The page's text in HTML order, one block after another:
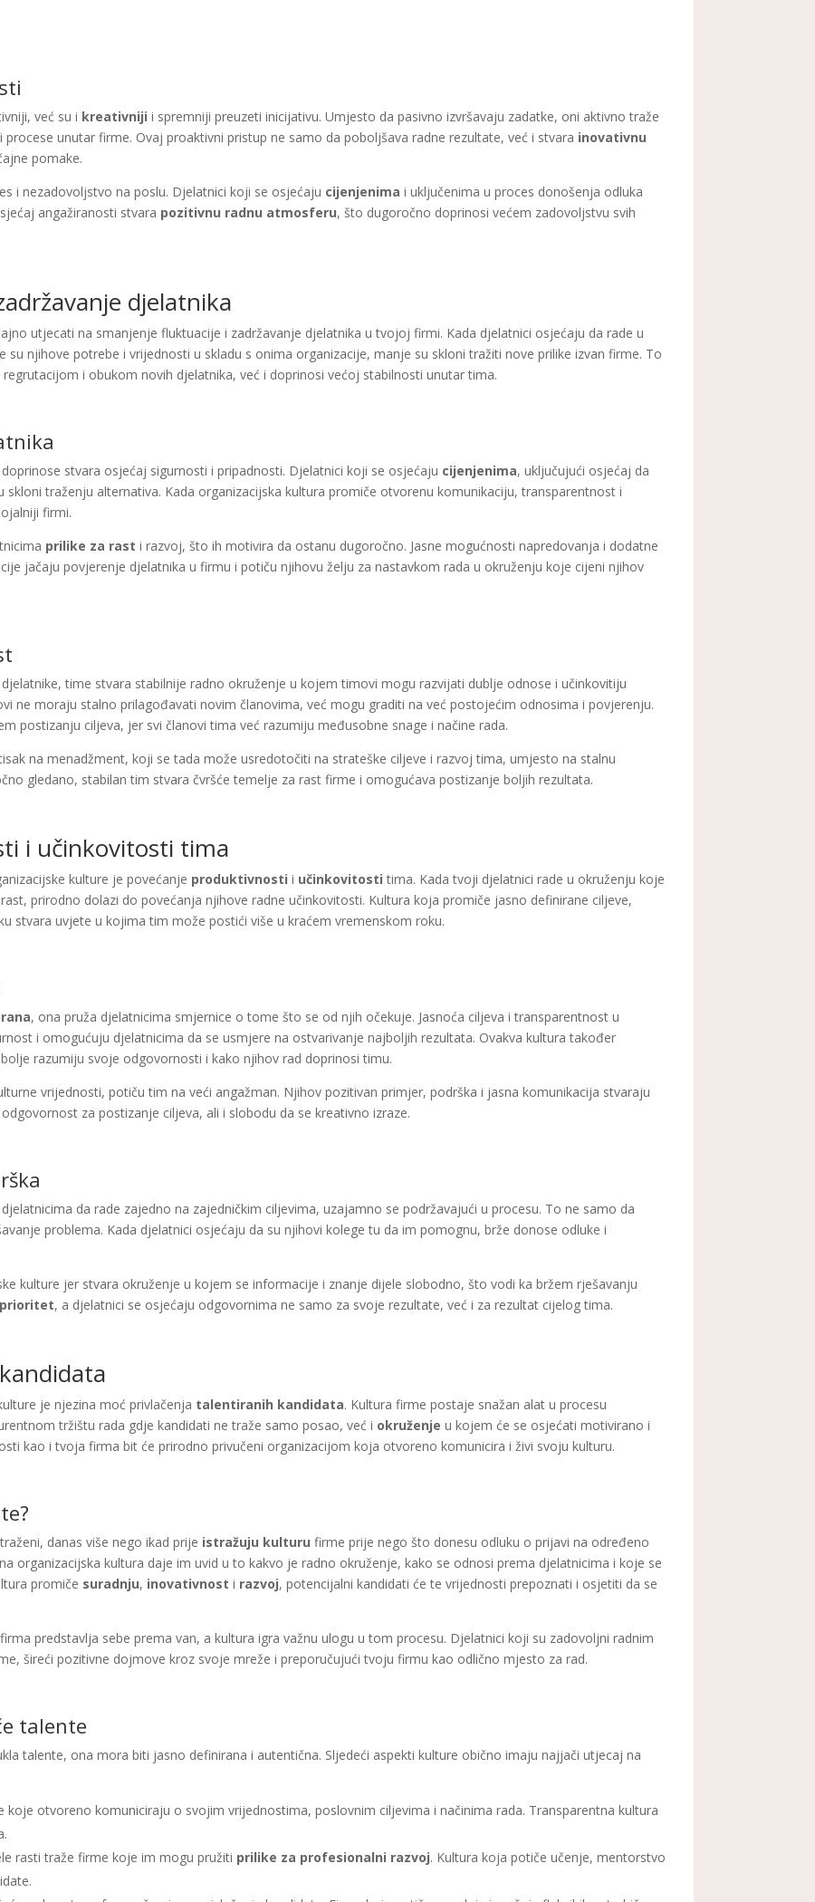
već su i kreativniji i spremniji preuzeti inicijativu. Umjesto da pasivno izvršavaju zadatke, oni aktivno traže
unutar firme. Ovaj proaktivni pristup ne samo da poboljšava radne rezultate, već i stvara inovativnu
pomake.
i nezadovoljstvo na poslu. Djelatnici koji se osjećaju cijenjenima i uključenima u proces donošenja odluka
angažiranosti stvara pozitivnu radnu atmosferu, što dugoročno doprinosi većem zadovoljstvu svih
djelatnika
utjecati na smanjenje fluktuacije i zadržavanje djelatnika u tvojoj firmi. Kada djelatnici osjećaju da rade u
njihove potrebe i vrijednosti u skladu s onima organizacije, manje su skloni tražiti nove prilike izvan firme. To
i obukom novih djelatnika, već i doprinosi većoj stabilnosti unutar tima.
stvara osjećaj sigurnosti i pripadnosti. Djelatnici koji se osjećaju cijenjenima, uključujući osjećaj da
traženju alternativa. Kada organizacijska kultura promiče otvorenu komunikaciju, transparentnost i
firmi.
prilike za rast i razvoj, što ih motivira da ostanu dugoročno. Jasne mogućnosti napredovanja i dodatne
jačaju povjerenje djelatnika u firmu i potiču njihovu želju za nastavkom rada u okruženju koje cijeni njihov
time stvara stabilnije radno okruženje u kojem timovi mogu razvijati dublje odnose i učinkovitiju
ne moraju stalno prilagođavati novim članovima, već mogu graditi na već postojećim odnosima i povjerenju.
postizanju ciljeva, jer svi članovi tima već razumiju međusobne snage i načine rada.
na menadžment, koji se tada može usredotočiti na strateške ciljeve i razvoj tima, umjesto na stalnu
gledano, stabilan tim stvara čvršće temelje za rast firme i omogućava postizanje boljih rezultata.
i učinkovitosti tima
kulture je povećanje produktivnosti i učinkovitosti tima. Kada tvoji djelatnici rade u okruženju koje
prirodno dolazi do povećanja njihove radne učinkovitosti. Kultura koja promiče jasno definirane ciljeve,
stvara uvjete u kojima tim može postići više u kraćem vremenskom roku.
, ona pruža djelatnicima smjernice o tome što se od njih očekuje. Jasnoća ciljeva i transparentnost u
i omogućuju djelatnicima da se usmjere na ostvarivanje najboljih rezultata. Ovakva kultura također
razumiju svoje odgovornosti i kako njihov rad doprinosi timu.
vrijednosti, potiču tim na veći angažman. Njihov pozitivan primjer, podrška i jasna komunikacija stvaraju
za postizanje ciljeva, ali i slobodu da se kreativno izraze.
da rade zajedno na zajedničkim ciljevima, uzajamno se podržavajući u procesu. To ne samo da
problema. Kada djelatnici osjećaju da su njihovi kolege tu da im pomognu, brže donose odluke i
kulture jer stvara okruženje u kojem se informacije i znanje dijele slobodno, što vodi ka bržem rješavanju
prioritet, a djelatnici se osjećaju odgovornima ne samo za svoje rezultate, već i za rezultat cijelog tima.
je njezina moć privlačenja talentiranih kandidata. Kultura firme postaje snažan alat u procesu
tržištu rada gdje kandidati ne traže samo posao, već i okruženje u kojem će se osjećati motivirano i
kao i tvoja firma bit će prirodno privučeni organizacijom koja otvoreno komunicira i živi svoju kulturu.
danas više nego ikad prije istražuju kulturu firme prije nego što donesu odluku o prijavi na određeno
organizacijska kultura daje im uvid u to kakvo je radno okruženje, kako se odnosi prema djelatnicima i koje se
promiče suradnju, inovativnost i razvoj, potencijalni kandidati će te vrijednosti prepoznati i osjetiti da se
predstavlja sebe prema van, a kultura igra važnu ulogu u tom procesu. Djelatnici koji su zadovoljni radnim
šireći pozitivne dojmove kroz svoje mreže i preporučujući tvoju firmu kao odlično mjesto za rad.
talente
talente, ona mora biti jasno definirana i autentična. Sljedeći aspekti kulture obično imaju najjači utjecaj na
koje otvoreno komuniciraju o svojim vrijednostima, poslovnim ciljevima i načinima rada. Transparentna kultura
rasti traže firme koje im mogu pružiti prilike za profesionalni razvoj. Kultura koja potiče učenje, mentorstvo